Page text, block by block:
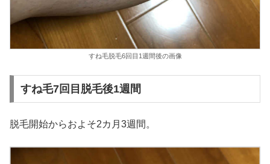
すね毛脱毛6回目1週間後の画像
すね毛7回目脱毛後1週間
脱毛開始からおよそ2カ月3週間。